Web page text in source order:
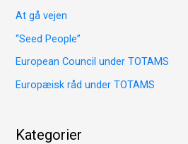
At gå vejen
“Seed People”
European Council under TOTAMS
Europæisk råd under TOTAMS
Kategorier